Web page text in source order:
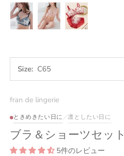
Size C65
fran de lingerie
ときめきたい日に ／凛としたい日に
ブラ＆ショーツセッ
5件のレビュー